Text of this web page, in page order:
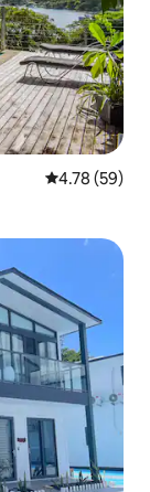
レビュー59
4.78 (59)